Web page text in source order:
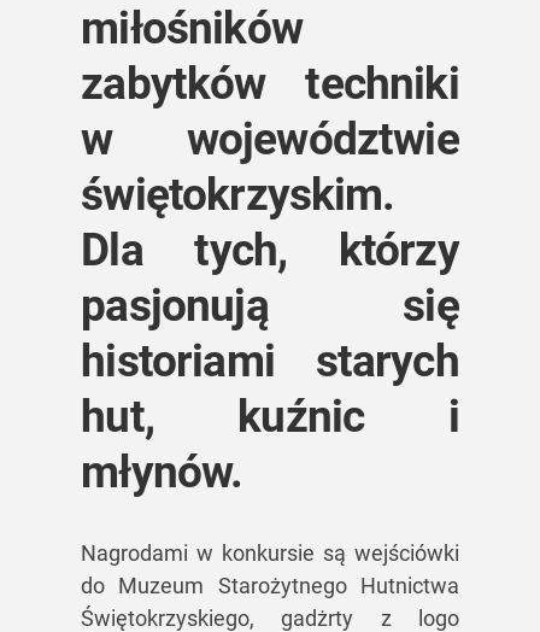
miłośników
zabytków techniki
w województwie
świętokrzyskim.
Dla tych, którzy
pasjonują się
historiami starych
hut, kuźnic i
młynów.
Nagrodami w konkursie są wejściówki
do Muzeum Starożytnego Hutnictwa
Świętokrzyskiego, gadżrty z logo